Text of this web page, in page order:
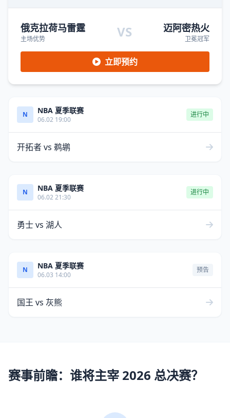
俄克拉荷马雷霆
主场优势 VS 迈阿密热火
卫冕冠军
立即预约
N NBA 夏季联赛
06.02 19:00
进行中
开拓者 vs 鹈鹕
N NBA 夏季联赛
06.02 21:30
进行中
勇士 vs 湖人
N NBA 夏季联赛
06.03 14:00
预告
国王 vs 灰熊
赛事前瞻：谁将主宰 2026 总决赛？